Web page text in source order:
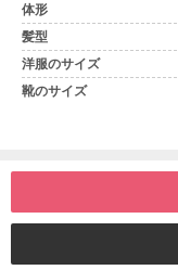
体形
髪型
洋服のサイズ
靴のサイズ